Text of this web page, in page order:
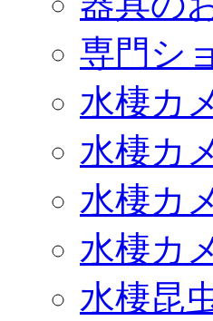
専門シ
水棲カ
水棲カ
水棲カ
水棲カ
水棲昆